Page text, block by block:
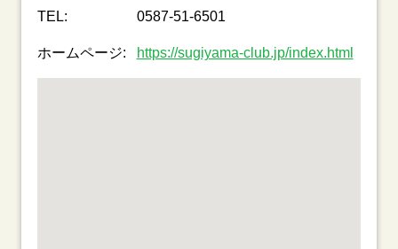
TEL: 0587-51-6501
ホームページ: https://sugiyama-club.jp/index.html